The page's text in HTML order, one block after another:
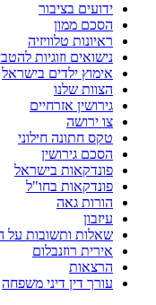
ידועים בציבור
הסכם ממון
ראיונות טלוויזיה
נישואים וזוגיות
אימוץ ילדים בישראל
הצוות שלנו
גירושין אזרחיים
צו ירושה
טקס חתונה חילוני
הסכם גירושין
פונדקאות בישראל
פונדקאות בחו"ל
הורות גאה
עיזבון
שאלות ותשובות על
אירית רוזנבלום
הרצאות
עורך דין דיני משפחה